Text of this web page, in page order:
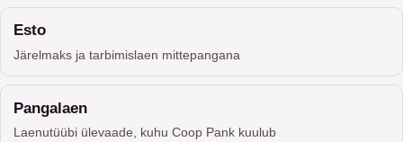
Esto
Järelmaks ja tarbimislaen mittepangana
Pangalaen
Laenutüübi ülevaade, kuhu Coop Pank kuulub